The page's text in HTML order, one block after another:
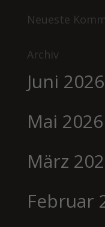
Neueste
Archiv
Juni 2026
Mai 2026
März
Februar